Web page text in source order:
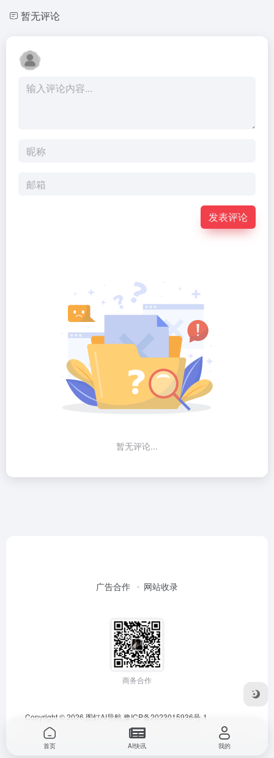
暂无评论
发表评论
暂无评论...
广告合作 网站收录
商务合作
Copyright © 2026 图钉AI导航豫ICP备2023015936号-1
首页 AI快讯 我的